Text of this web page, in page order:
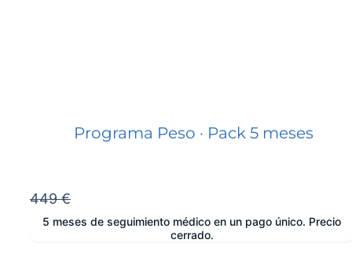
Programa Peso · Pack 5 meses
449 €
5 meses de seguimiento médico en un pago único. Precio
cerrado.